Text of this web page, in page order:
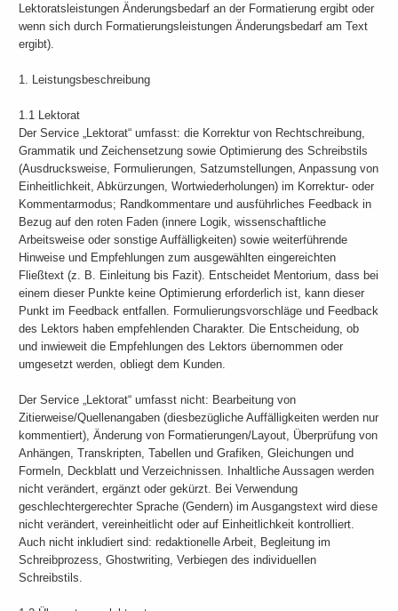
Lektoratsleistungen Änderungsbedarf an der Formatierung ergibt oder
wenn sich durch Formatierungsleistungen Änderungsbedarf am Text
ergibt).
1. Leistungsbeschreibung
1.1 Lektorat
Der Service „Lektorat“ umfasst: die Korrektur von Rechtschreibung,
Grammatik und Zeichensetzung sowie Optimierung des Schreibstils
(Ausdrucksweise, Formulierungen, Satzumstellungen, Anpassung von
Einheitlichkeit, Abkürzungen, Wortwiederholungen) im Korrektur- oder
Kommentarmodus; Randkommentare und ausführliches Feedback in
Bezug auf den roten Faden (innere Logik, wissenschaftliche
Arbeitsweise oder sonstige Auffälligkeiten) sowie weiterführende
Hinweise und Empfehlungen zum ausgewählten eingereichten
Fließtext (z. B. Einleitung bis Fazit). Entscheidet Mentorium, dass bei
einem dieser Punkte keine Optimierung erforderlich ist, kann dieser
Punkt im Feedback entfallen. Formulierungsvorschläge und Feedback
des Lektors haben empfehlenden Charakter. Die Entscheidung, ob
und inwieweit die Empfehlungen des Lektors übernommen oder
umgesetzt werden, obliegt dem Kunden.
Der Service „Lektorat“ umfasst nicht: Bearbeitung von
Zitierweise/Quellenangaben (diesbezügliche Auffälligkeiten werden nur
kommentiert), Änderung von Formatierungen/Layout, Überprüfung von
Anhängen, Transkripten, Tabellen und Grafiken, Gleichungen und
Formeln, Deckblatt und Verzeichnissen. Inhaltliche Aussagen werden
nicht verändert, ergänzt oder gekürzt. Bei Verwendung
geschlechtergerechter Sprache (Gendern) im Ausgangstext wird diese
nicht verändert, vereinheitlicht oder auf Einheitlichkeit kontrolliert.
Auch nicht inkludiert sind: redaktionelle Arbeit, Begleitung im
Schreibprozess, Ghostwriting, Verbiegen des individuellen
Schreibstils.